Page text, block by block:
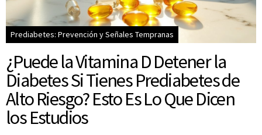
Prediabetes: Prevención y Señales Tempranas
¿Puede la Vitamina D Detener la
Diabetes Si Tienes Prediabetes de
Alto Riesgo? Esto Es Lo Que Dicen
los Estudios